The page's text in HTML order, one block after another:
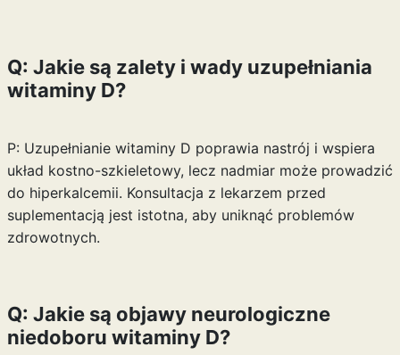
Q: Jakie są zalety i wady uzupełniania
witaminy D?
P: Uzupełnianie witaminy D poprawia nastrój i wspiera
układ kostno-szkieletowy, lecz nadmiar może prowadzić
do hiperkalcemii. Konsultacja z lekarzem przed
suplementacją jest istotna, aby uniknąć problemów
zdrowotnych.
Q: Jakie są objawy neurologiczne
niedoboru witaminy D?